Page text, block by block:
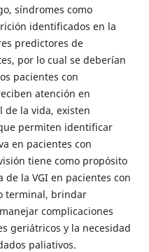
síndromes como
identificados en la
predictores de
por lo cual se deberían
pacientes con
atención en
de la vida, existen
permiten identificar
en pacientes con
tiene como propósito
la VGI en pacientes con
terminal, brindar
complicaciones
geriátricos y la necesidad
paliativos.